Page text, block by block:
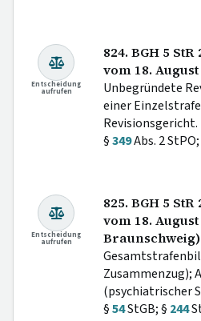
Entscheidung
aufrufen
824. BGH 5
vom 18.
Unbegründete
einer
Revisionsgericht.
§349Abs. 2
Entscheidung
aufrufen
825. BGH 5
vom 18. August
Braunschweig)
Zusammenzug);
(psychiatrischer
§54StGB; § 244